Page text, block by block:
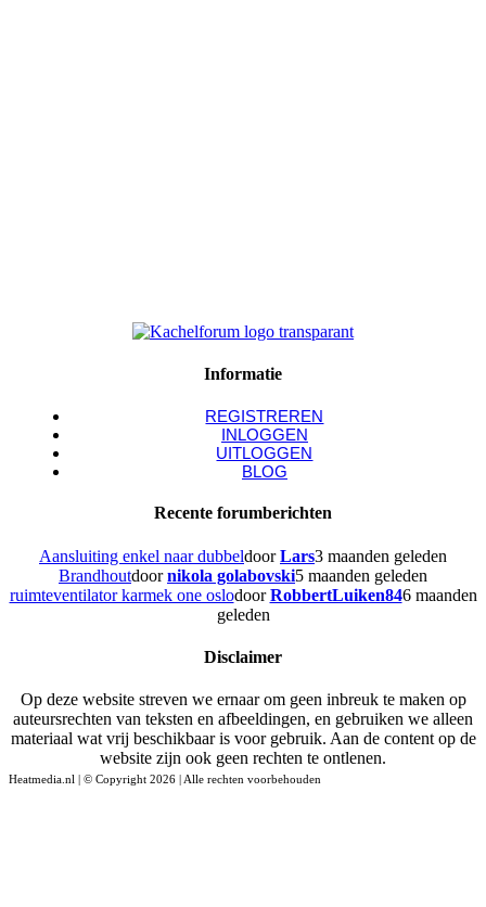
Informatie
REGISTREREN
INLOGGEN
UITLOGGEN
BLOG
Recente forumberichten
Aansluiting enkel naar dubbeldoorLars3 maanden geleden
Brandhoutdoornikola golabovski5 maanden geleden
ruimteventilator karmek one oslodoorRobbertLuiken846 maanden
geleden
Disclaimer
Op deze website streven we ernaar om geen inbreuk te maken op
auteursrechten van teksten en afbeeldingen, en gebruiken we alleen
materiaal wat vrij beschikbaar is voor gebruik. Aan de content op de
website zijn ook geen rechten te ontlenen.
Heatmedia.nl | © Copyright 2026 | Alle rechten voorbehouden